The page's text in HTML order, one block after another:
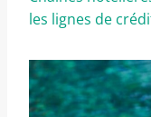
les lignes de